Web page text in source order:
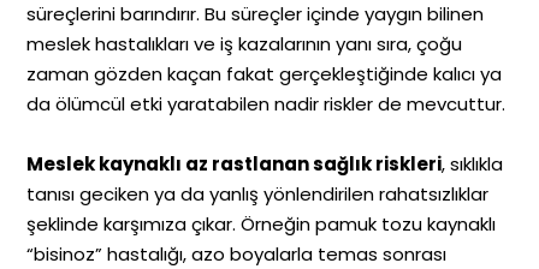
süreçlerini barındırır. Bu süreçler içinde yaygın bilinen
meslek hastalıkları ve iş kazalarının yanı sıra, çoğu
zaman gözden kaçan fakat gerçekleştiğinde kalıcı ya
da ölümcül etki yaratabilen nadir riskler de mevcuttur.
Meslek kaynaklı az rastlanan sağlık riskleri, sıklıkla
tanısı geciken ya da yanlış yönlendirilen rahatsızlıklar
şeklinde karşımıza çıkar. Örneğin pamuk tozu kaynaklı
“bisinoz” hastalığı, azo boyalarla temas sonrası